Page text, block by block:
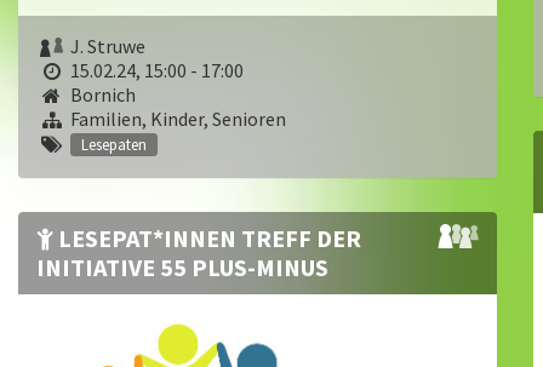
J. Struwe
15.02.24, 15:00 - 17:00
Bornich
Familien, Kinder, Senioren
Lesepaten
LESEPAT*INNEN TREFF DER
INITIATIVE 55 PLUS-MINUS